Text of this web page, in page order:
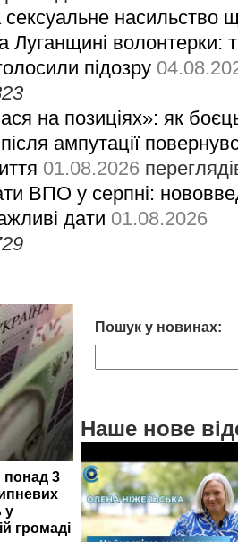
сексуальне насильство
Луганщині волонтерки:
підозру
на позиціях»: як
ампутації
01.08.2026
ВПО у серпні:
дати 01.08.2026
понад 3
у
громаді
Пошук у новинах:
Наше нове